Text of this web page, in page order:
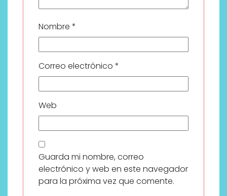
Nombre *
Correo electrónico *
Web
Guarda mi nombre, correo
electrónico y web en este navegador
para la próxima vez que comente.